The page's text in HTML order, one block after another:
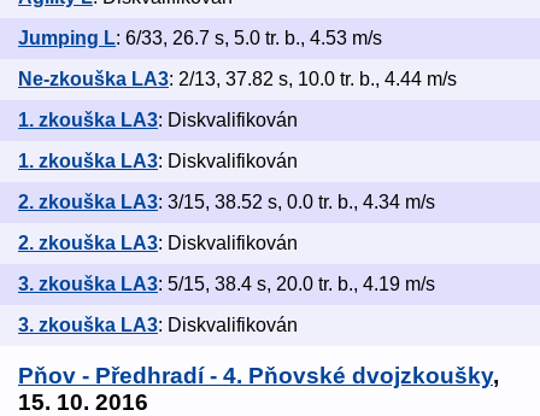
Jumping L: 6/33, 26.7 s, 5.0 tr. b., 4.53 m/s
Ne-zkouška LA3: 2/13, 37.82 s, 10.0 tr. b., 4.44 m/s
1. zkouška LA3: Diskvalifikován
1. zkouška LA3: Diskvalifikován
2. zkouška LA3: 3/15, 38.52 s, 0.0 tr. b., 4.34 m/s
2. zkouška LA3: Diskvalifikován
3. zkouška LA3: 5/15, 38.4 s, 20.0 tr. b., 4.19 m/s
3. zkouška LA3: Diskvalifikován
Pňov - Předhradí - 4. Pňovské dvojzkoušky,
15. 10. 2016